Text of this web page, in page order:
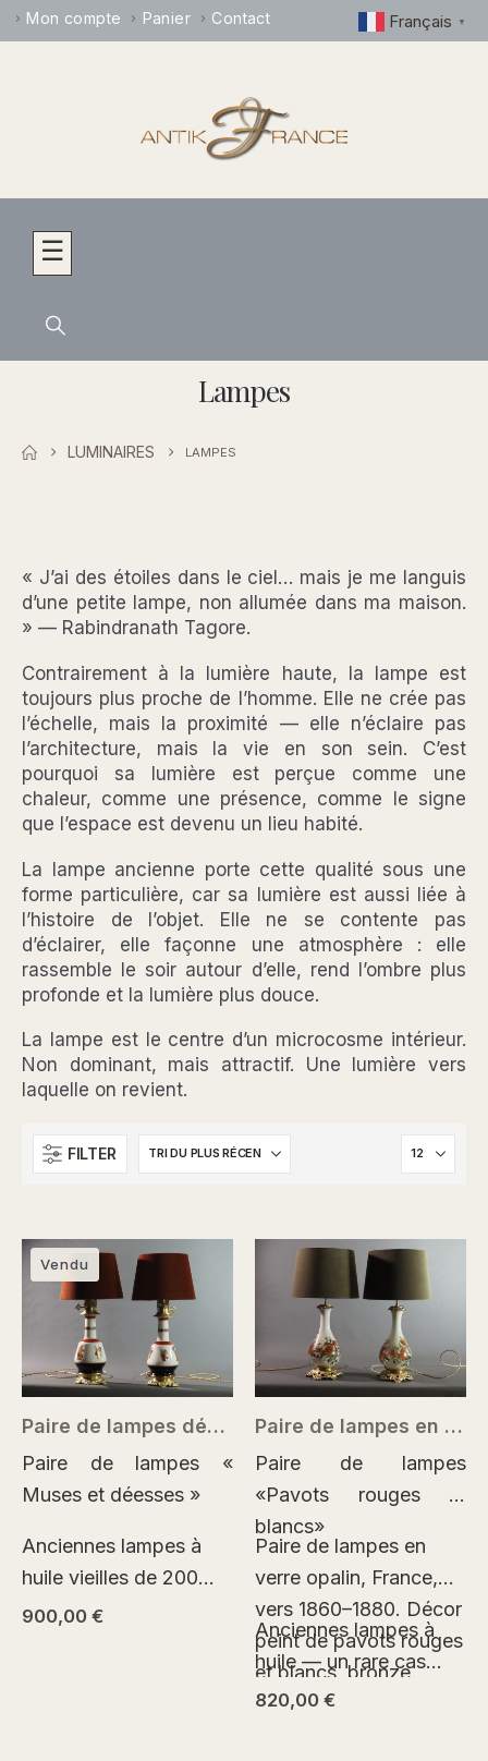
Mon compte Panier Contact
☰
Lampes
LUMINAIRES LAMPES
« J’ai des étoiles dans le ciel… mais je me languis
d’une petite lampe, non allumée dans ma maison.
» — Rabindranath Tagore.
Contrairement à la lumière haute, la lampe est
toujours plus proche de l’homme. Elle ne crée pas
l’échelle, mais la proximité — elle n’éclaire pas
l’architecture, mais la vie en son sein. C’est
pourquoi sa lumière est perçue comme une
chaleur, comme une présence, comme le signe
que l’espace est devenu un lieu habité.
La lampe ancienne porte cette qualité sous une
forme particulière, car sa lumière est aussi liée à
l’histoire de l’objet. Elle ne se contente pas
d’éclairer, elle façonne une atmosphère : elle
rassemble le soir autour d’elle, rend l’ombre plus
profonde et la lumière plus douce.
La lampe est le centre d’un microcosme intérieur.
Non dominant, mais attractif. Une lumière vers
laquelle on revient.
FILTER
Vendu
Paire de lampes décor mythologique – France vers 1820–1850
Paire de lampes «
Muses et déesses »
Anciennes lampes à
huile vieilles de 200
ans, ayant traversé leur
900,00 €
Paire de lampes en opaline peinte – XIXe siècle
Paire de lampes
«Pavots rouges et
blancs»
Paire de lampes en
verre opalin, France,
vers 1860–1880. Décor
peint de pavots rouges
et blancs, bronze.
Anciennes lampes à
huile — un rare cas…
820,00 €
Français ▼